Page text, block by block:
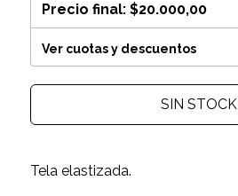
Precio final: $20.000,00
Ver cuotas y descuentos
SIN STOCK
Tela elastizada.